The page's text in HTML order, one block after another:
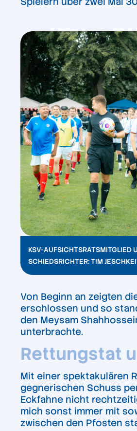
KSV-AUFSICHTSRATSMITGLIED
SCHIEDSRICHTER: TIM
Von Beginn an zeigten
erschlossen und so
den Meysam
unterbrachte.
Rettungstat
Mit einer spektakulären
gegnerischen Schuss
Eckfahne nicht
mich sonst immer mit
zwischen den Pfosten